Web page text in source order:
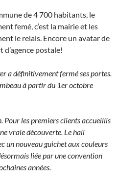
de 4 700 habitants, le
femé, c’est la mairie et les
le relais. Encore un avatar de
postale!
a définitivement fermé ses portes.
à partir du 1er octobre
Pour les premiers clients accueillis
vraie découverte. Le hall
un nouveau guichet aux couleurs
liée par une convention
années.